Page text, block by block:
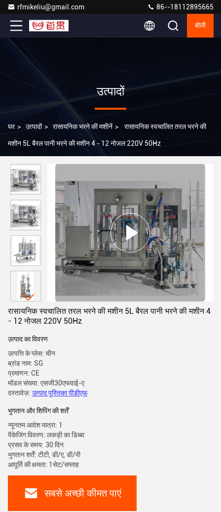
rfmikeliu@gmail.com 86--18112895665
बोली
उत्पादों
घर > उत्पादों > रासायनिक भरने की मशीनें > रासायनिक स्वचालित तरल भरने की
मशीन 5L बैरल पानी भरने की मशीन 4 - 12 नोजल 220V 50Hz
रासायनिक स्वचालित तरल भरने की मशीन 5L बैरल पानी भरने की मशीन 4
- 12 नोजल 220V 50Hz
उत्पाद का विवरण
उत्पत्ति के प्लेस: चीन
ब्रांड नाम: SG
प्रमाणन: CE
मॉडल संख्या: एसजी30एफवाई-ए
दस्तावेज़: उत्पाद पुस्तिका पीडीएफ
भुगतान और शिपिंग की शर्तें
न्यूनतम आदेश मात्रा: 1
पैकेजिंग विवरण: लकड़ी का डिब्बा
प्रसव के समय: 30 दिन
भुगतान शर्तें: टीटी, डी/ए, डी/पी
आपूर्ति की क्षमता: 1सेट/सप्ताह
सबसे अच्छी कीमत पाएं